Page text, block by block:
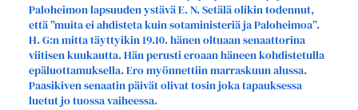
Paloheimon lapsuuden ystävä E. N. Setälä olikin todennut,
että ”muita ei ahdisteta kuin sotaministeriä ja Paloheimoa”.
H. G:n mitta täyttyikin 19.10. hänen oltuaan senaattorina
viitisen kuukautta. Hän perusti eroaan häneen kohdistetulla
epäluottamuksella. Ero myönnettiin marraskuun alussa.
Paasikiven senaatin päivät olivat tosin joka tapauksessa
luetut jo tuossa vaiheessa.